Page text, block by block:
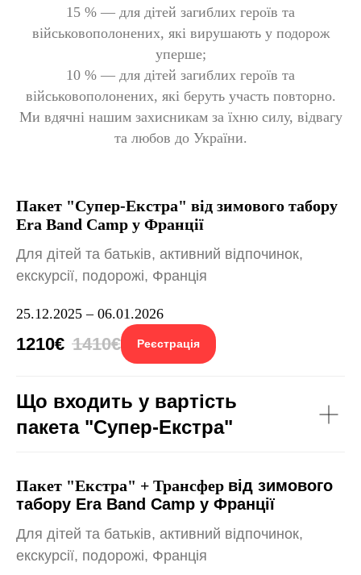
15 % — для дітей загиблих героїв та
військовополонених, які вирушають у подорож
уперше;
10 % — для дітей загиблих героїв та
військовополонених, які беруть участь повторно.
Ми вдячні нашим захисникам за їхню силу, відвагу
та любов до України.
Пакет "Супер-Екстра" від зимового табору
Era Band Camp у Франції
Для дітей та батьків, активний відпочинок,
екскурсії, подорожі, Франція
25.12.2025 – 06.01.2026
1210€ 1410€ Реєстрація
Що входить у вартість
пакета "Супер-Екстра"
Пакет "Екстра" + Трансфер від зимового
табору Era Band Camp у Франції
Для дітей та батьків, активний відпочинок,
екскурсії, подорожі, Франція